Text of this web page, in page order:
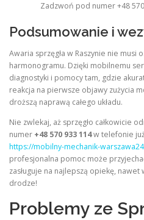
Zadzwoń pod numer +48
Podsumowanie i
Awaria sprzęgła w Raszynie nie musi
harmonogramu. Dzięki mobilnemu
diagnostyki i pomocy tam, gdzie
reakcja na pierwsze objawy zużycia
droższą naprawą całego układu.
Nie zwlekaj, aż sprzęgło całkowicie
numer +48 570 933 114w telefonie
https://mobilny-mechanik-
profesjonalna pomoc może
zasługuje na najlepszą opiekę,
drodze!
Problemy ze